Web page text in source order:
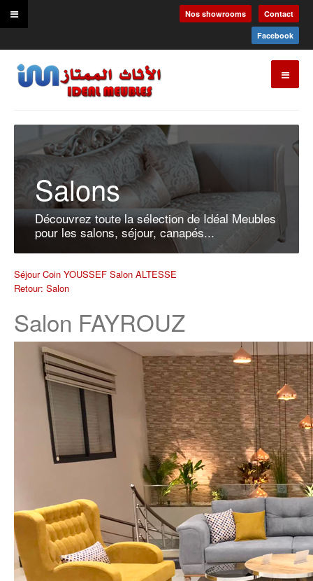
Contact
Nos showrooms
Facebook
Salons
Découvrez toute la sélection de Idéal Meubles
pour les salons, séjour, canapés...
Séjour Coin YOUSSEF Salon ALTESSE
Retour: Salon
Salon FAYROUZ